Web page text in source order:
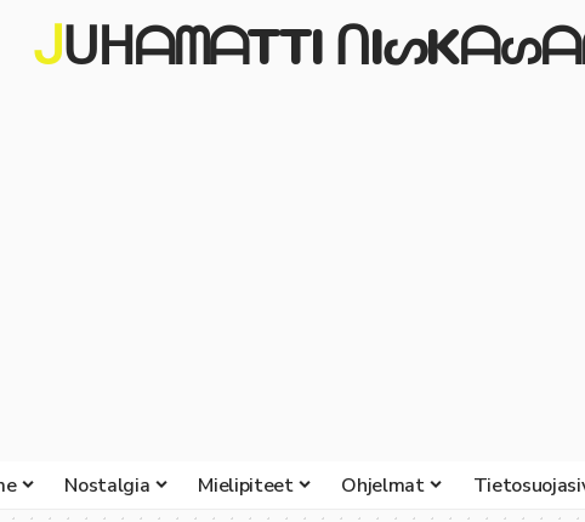
ᒍᑌᕼᗩᗰᗩTTI
Nostalgia Mielipiteet Ohjelmat